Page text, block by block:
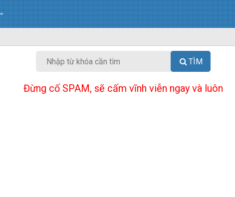
TÌM
Đừng cố SPAM, sẽ cấm vĩnh viễn ngay và luôn